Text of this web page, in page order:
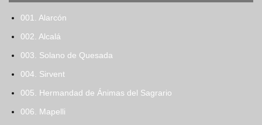
001. Alarcón
002. Alcalá
003. Solano de Quesada
004. Sirvent
005. Hermandad de Ánimas del Sagrario
006. Mapelli